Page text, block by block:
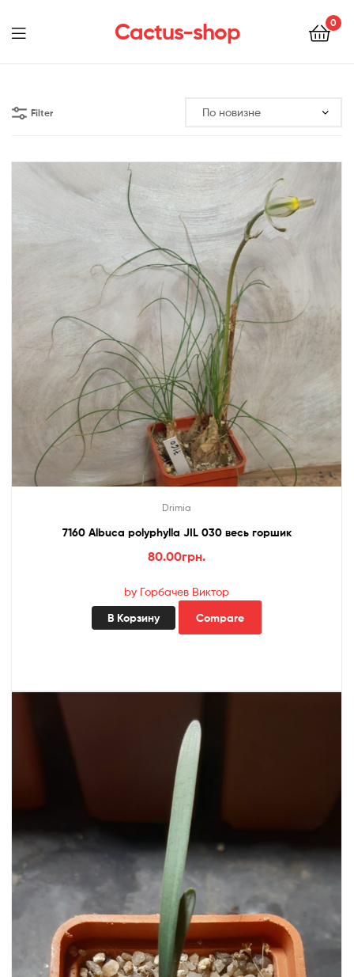
Cactus-shop 0
Menu
Filter
Drimia
7160 Albuca polyphylla JIL 030 весь горшик
80.00грн.
by Горбачев Виктор
В Корзину Compare